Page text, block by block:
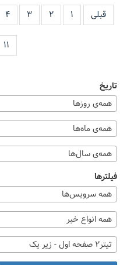
قبلی ۱ ۲ ۳ ۴
۱۱
تاریخ
همه‌ی روزها
همه‌ی ماه‌ها
همه‌ی سال‌ها
فیلترها
همه سرویس‌ها
همه انواع خبر
تیتر2 صفحه اول - زیر یک